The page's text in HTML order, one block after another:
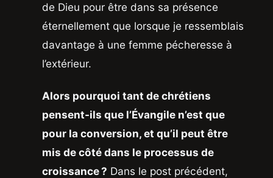
de Dieu pour être dans sa présence
éternellement que lorsque je ressemblais
davantage à une femme pécheresse à
l’extérieur.
Alors pourquoi tant de chrétiens
pensent-ils que l’Évangile n’est que
pour la conversion, et qu’il peut être
mis de côté dans le processus de
croissance ? Dans le post précédent,